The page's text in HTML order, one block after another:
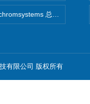
chromsystems 总代理
有限公司 版权所有